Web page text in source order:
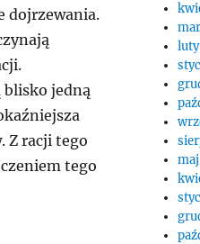
dojrzewania.
blisko jedną
Z racji tego
tego
luty